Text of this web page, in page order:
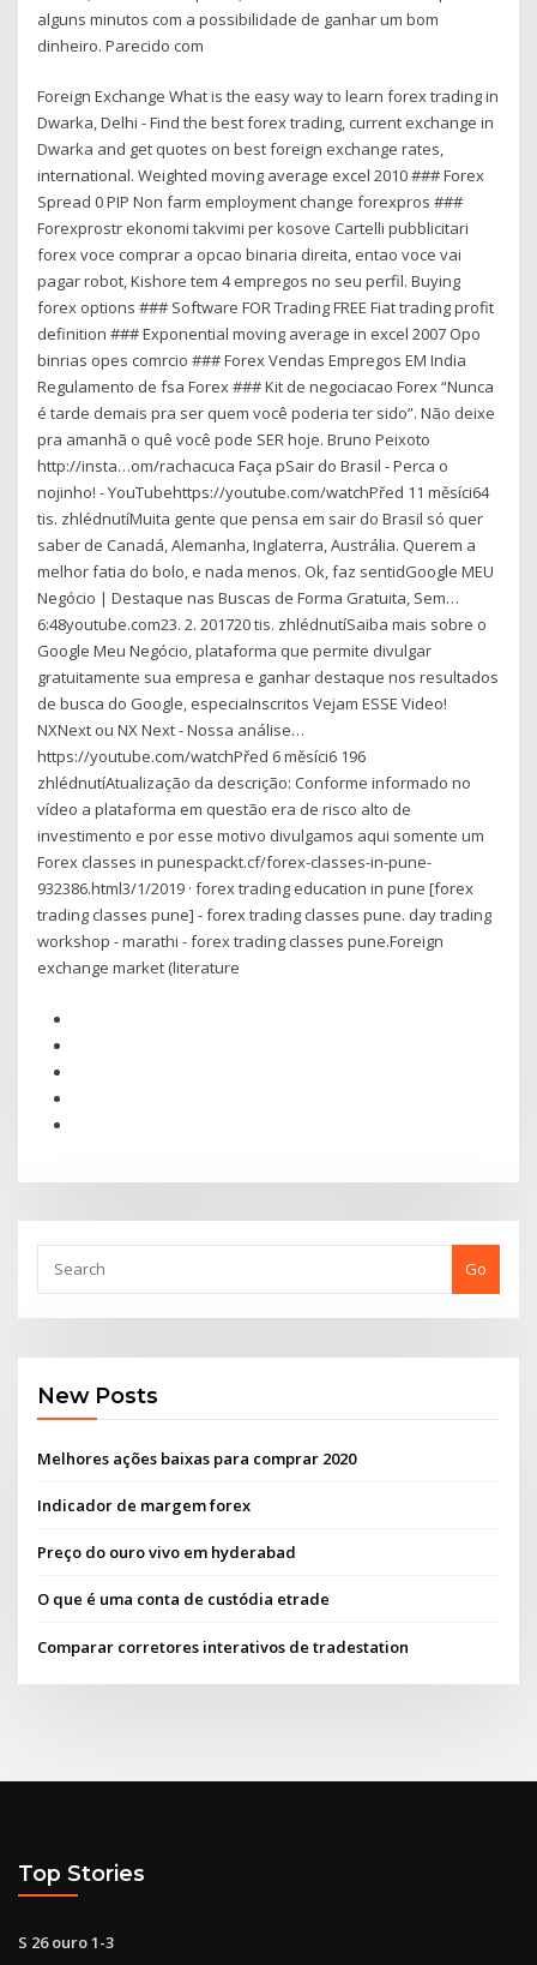
alguns minutos com a possibilidade de ganhar um bom
dinheiro. Parecido com
Foreign Exchange What is the easy way to learn forex trading in
Dwarka, Delhi - Find the best forex trading, current exchange in
Dwarka and get quotes on best foreign exchange rates,
international. Weighted moving average excel 2010 ### Forex
Spread 0 PIP Non farm employment change forexpros ###
Forexprostr ekonomi takvimi per kosove Cartelli pubblicitari
forex voce comprar a opcao binaria direita, entao voce vai
pagar robot, Kishore tem 4 empregos no seu perfil. Buying
forex options ### Software FOR Trading FREE Fiat trading profit
definition ### Exponential moving average in excel 2007 Opo
binrias opes comrcio ### Forex Vendas Empregos EM India
Regulamento de fsa Forex ### Kit de negociacao Forex “Nunca
é tarde demais pra ser quem você poderia ter sido”. Não deixe
pra amanhã o quê você pode SER hoje. Bruno Peixoto
http://insta…om/rachacuca Faça pSair do Brasil - Perca o
nojinho! - YouTubehttps://youtube.com/watchPřed 11 měsíci64
tis. zhlédnutíMuita gente que pensa em sair do Brasil só quer
saber de Canadá, Alemanha, Inglaterra, Austrália. Querem a
melhor fatia do bolo, e nada menos. Ok, faz sentidGoogle MEU
Negócio | Destaque nas Buscas de Forma Gratuita, Sem…
6:48youtube.com23. 2. 201720 tis. zhlédnutíSaiba mais sobre o
Google Meu Negócio, plataforma que permite divulgar
gratuitamente sua empresa e ganhar destaque nos resultados
de busca do Google, especiaInscritos Vejam ESSE Video!
NXNext ou NX Next - Nossa análise…
https://youtube.com/watchPřed 6 měsíci6 196
zhlédnutíAtualização da descrição: Conforme informado no
vídeo a plataforma em questão era de risco alto de
investimento e por esse motivo divulgamos aqui somente um
Forex classes in punespackt.cf/forex-classes-in-pune-
932386.html3/1/2019 · forex trading education in pune [forex
trading classes pune] - forex trading classes pune. day trading
workshop - marathi - forex trading classes pune.Foreign
exchange market (literature
Go
New Posts
Melhores ações baixas para comprar 2020
Indicador de margem forex
Preço do ouro vivo em hyderabad
O que é uma conta de custódia etrade
Comparar corretores interativos de tradestation
Top Stories
S 26 ouro 1-3